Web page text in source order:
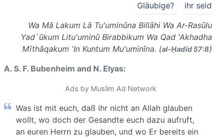
ihr seid
Gläubige?
Wa Mā Lakum Lā Tu'uminūna Billāhi Wa Ar-Rasūlu
Yad`ūkum Litu'uminū Birabbikum Wa Qad 'Akhadha
Mīthāqakum 'In Kuntum Mu'uminīna. (al-Ḥadīd 57:8)
A. S. F. Bubenheim and N. Elyas:
Ads by Muslim Ad Network
Was ist mit euch, daß ihr nicht an Allah glauben
wollt, wo doch der Gesandte euch dazu aufruft,
an euren Herrn zu glauben, und wo Er bereits ein